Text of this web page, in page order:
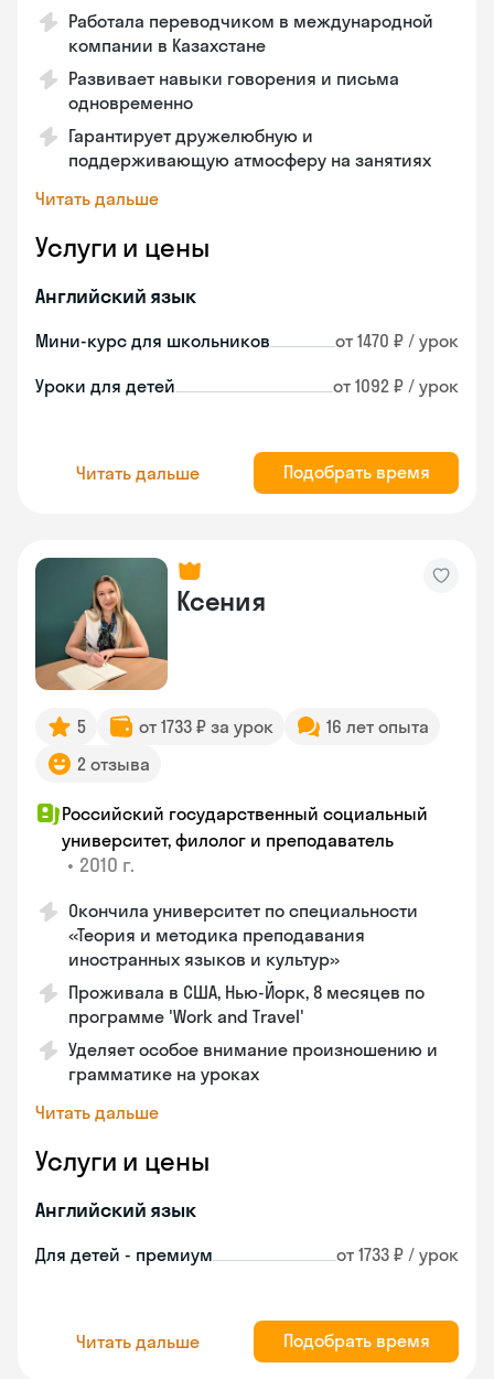
Работала переводчиком в международной
компании в Казахстане
Развивает навыки говорения и письма
одновременно
Гарантирует дружелюбную и
поддерживающую атмосферу на занятиях
Читать дальше
Услуги и цены
Английский язык
Мини-курс для школьников от 1470 ₽ / урок
Уроки для детей от 1092 ₽ / урок
Читать дальше Подобрать время
Ксения
5 от 1733 ₽ за урок
16 лет опыта
2 отзыва
Российский государственный социальный
университет, филолог и преподаватель
• 2010 г.
Окончила университет по специальности
«Теория и методика преподавания
иностранных языков и культур»
Проживала в США, Нью-Йорк, 8 месяцев по
программе 'Work and Travel'
Уделяет особое внимание произношению и
грамматике на уроках
Читать дальше
Услуги и цены
Английский язык
Для детей - премиум от 1733 ₽ / урок
Читать дальше Подобрать время